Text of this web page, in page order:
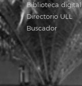
Biblioteca digital
Directorio ULL
Buscador